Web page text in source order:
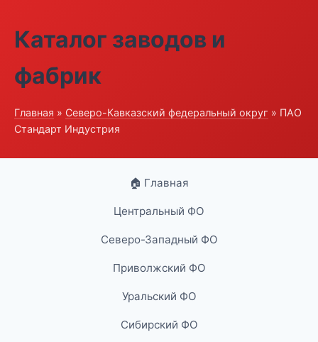
Каталог заводов и
фабрик
Главная » Северо-Кавказский федеральный округ » ПАО
Стандарт Индустрия
🏠 Главная
Центральный ФО
Северо-Западный ФО
Приволжский ФО
Уральский ФО
Сибирский ФО